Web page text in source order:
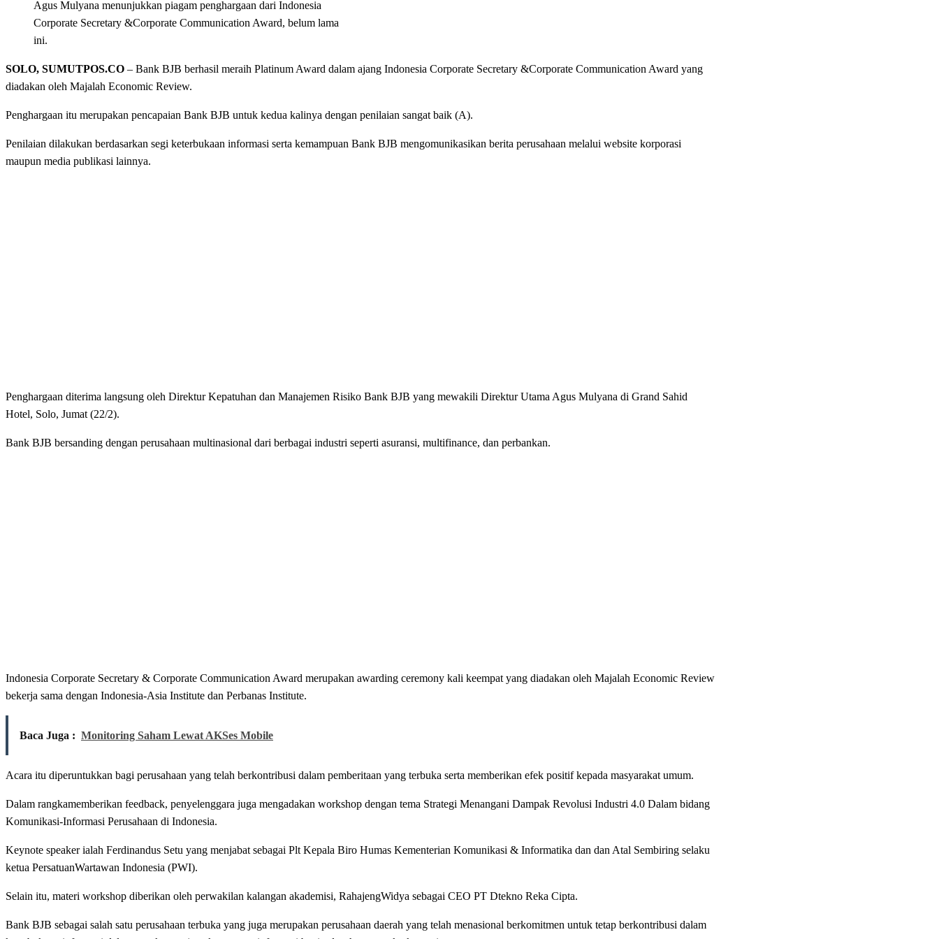
Agus Mulyana menunjukkan piagam penghargaan dari Indonesia
Corporate Secretary &Corporate Communication Award, belum lama
ini.
SOLO, SUMUTPOS.CO – Bank BJB berhasil meraih Platinum Award dalam ajang Indonesia Corporate Secretary &Corporate Communication Award yang
diadakan oleh Majalah Economic Review.
Penghargaan itu merupakan pencapaian Bank BJB untuk kedua kalinya dengan penilaian sangat baik (A).
Penilaian dilakukan berdasarkan segi keterbukaan informasi serta kemampuan Bank BJB mengomunikasikan berita perusahaan melalui website korporasi
maupun media publikasi lainnya.
Penghargaan diterima langsung oleh Direktur Kepatuhan dan Manajemen Risiko Bank BJB yang mewakili Direktur Utama Agus Mulyana di Grand Sahid
Hotel, Solo, Jumat (22/2).
Bank BJB bersanding dengan perusahaan multinasional dari berbagai industri seperti asuransi, multifinance, dan perbankan.
Indonesia Corporate Secretary & Corporate Communication Award merupakan awarding ceremony kali keempat yang diadakan oleh Majalah Economic Review
bekerja sama dengan Indonesia-Asia Institute dan Perbanas Institute.
Baca Juga : Monitoring Saham Lewat AKSes Mobile
Acara itu diperuntukkan bagi perusahaan yang telah berkontribusi dalam pemberitaan yang terbuka serta memberikan efek positif kepada masyarakat umum.
Dalam rangkamemberikan feedback, penyelenggara juga mengadakan workshop dengan tema Strategi Menangani Dampak Revolusi Industri 4.0 Dalam bidang
Komunikasi-Informasi Perusahaan di Indonesia.
Keynote speaker ialah Ferdinandus Setu yang menjabat sebagai Plt Kepala Biro Humas Kementerian Komunikasi & Informatika dan dan Atal Sembiring selaku
ketua PersatuanWartawan Indonesia (PWI).
Selain itu, materi workshop diberikan oleh perwakilan kalangan akademisi, RahajengWidya sebagai CEO PT Dtekno Reka Cipta.
Bank BJB sebagai salah satu perusahaan terbuka yang juga merupakan perusahaan daerah yang telah menasional berkomitmen untuk tetap berkontribusi dalam